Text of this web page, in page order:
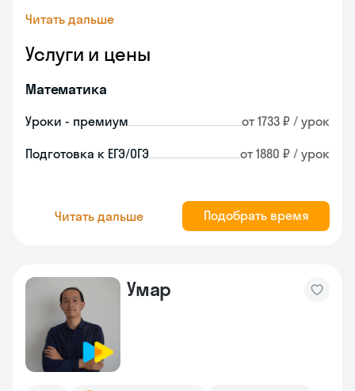
Читать дальше
Услуги и цены
Математика
Уроки - премиум от 1733 ₽ / урок
Подготовка к ЕГЭ/ОГЭ от 1880 ₽ / урок
Читать дальше Подобрать время
Умар